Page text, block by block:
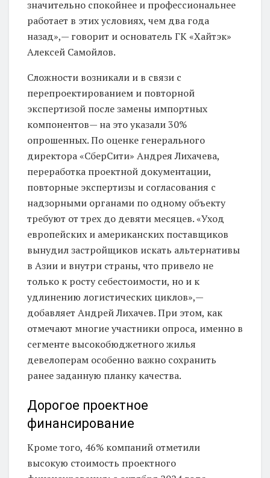
значительно спокойнее и профессиональнее
работает в этих условиях, чем два года
назад»,— говорит и основатель ГК «Хайтэк»
Алексей Самойлов.
Сложности возникали и в связи с
перепроектированием и повторной
экспертизой после замены импортных
компонентов— на это указали 30%
опрошенных. По оценке генерального
директора «СберСити» Андрея Лихачева,
переработка проектной документации,
повторные экспертизы и согласования с
надзорными органами по одному объекту
требуют от трех до девяти месяцев. «Уход
европейских и американских поставщиков
вынудил застройщиков искать альтернативы
в Азии и внутри страны, что привело не
только к росту себестоимости, но и к
удлинению логистических циклов»,—
добавляет Андрей Лихачев. При этом, как
отмечают многие участники опроса, именно в
сегменте высокобюджетного жилья
девелоперам особенно важно сохранить
ранее заданную планку качества.
Дорогое проектное
финансирование
Кроме того, 46% компаний отметили
высокую стоимость проектного